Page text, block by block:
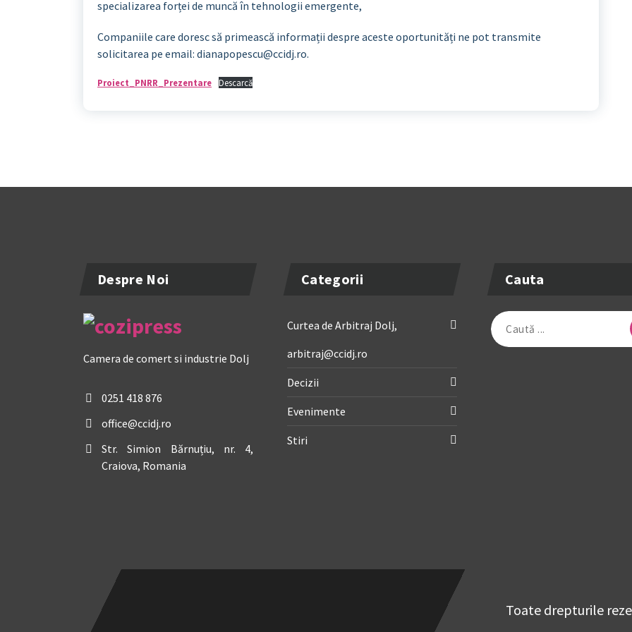
specializarea forței de muncă în tehnologii emergente,
Companiile care doresc să primească informații despre aceste oportunități ne pot transmite
solicitarea pe email: dianapopescu@ccidj.ro.
Proiect_PNRR_Prezentare Descarcă
Despre Noi
Camera de comert si industrie Dolj
0251 418 876
office@ccidj.ro
Str. Simion Bărnuțiu, nr. 4,
Craiova, Romania
Categorii
Curtea de Arbitraj Dolj,
arbitraj@ccidj.ro
Decizii
Evenimente
Stiri
Cauta
Caută
după:
Toate drepturile